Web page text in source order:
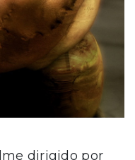
dirigido por